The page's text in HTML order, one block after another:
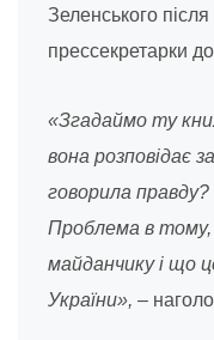
Зеленського
прессекретарки
«Згадаймо ту
вона розповідає
говорила
Проблема в
майданчику і що
України», –